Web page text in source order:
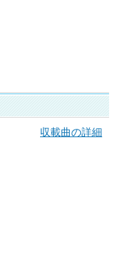
収載曲の詳細